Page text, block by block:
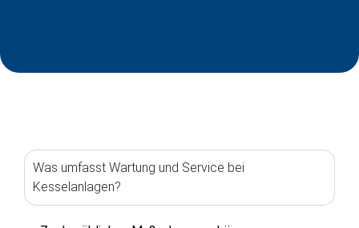
Was umfasst Wartung und Service bei
Kesselanlagen?